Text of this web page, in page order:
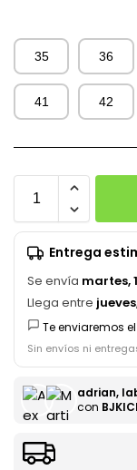
35 36
41 42
Entrega
Se envía martes,
Llega entre
Te enviaremos
Sin envíos ni
adrian,
con